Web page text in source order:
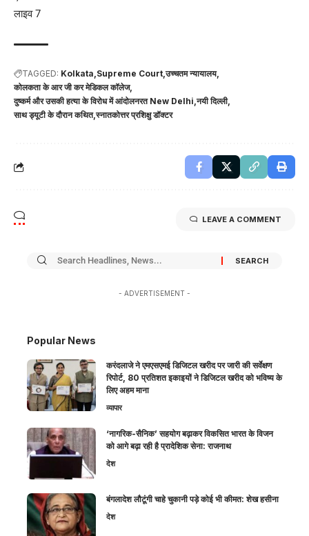
लाइव 7
TAGGED: Kolkata Supreme Court उच्चतम न्यायालय
कोलकता के आर जी कर मेडिकल कॉलेज
दुष्कर्म और उसकी हत्या के विरोध में आंदोलनरत New Delhi नयी दिल्ली
साथ ड्यूटी के दौरान कथित स्नातकोत्तर प्रशिक्षु डॉक्टर
LEAVE A COMMENT
- ADVERTISEMENT -
Popular News
करंदलाजे ने एमएसएमई डिजिटल खरीद पर जारी की सर्वेक्षण
रिपोर्ट, 80 प्रतिशत इकाइयों ने डिजिटल खरीद को भविष्य के
लिए अहम माना
व्यापार
‘नागरिक-सैनिक’ सहयोग बढ़ाकर विकसित भारत के विजन
को आगे बढ़ा रही है प्रादेशिक सेना: राजनाथ
देश
बंगलादेश लौटूंगी चाहे चुकानी पड़े कोई भी कीमत: शेख हसीना
देश